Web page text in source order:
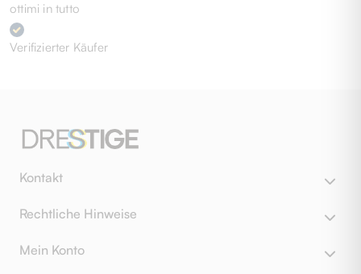
ottimi in tutto
Verifizierter Käufer
Kontakt
Rechtliche Hinweise
Mein Konto